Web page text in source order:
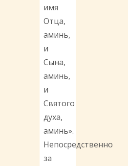
имя
Отца,
аминь,
и
Сына,
аминь,
и
Святого
духа,
аминь».
Непосредственно
за